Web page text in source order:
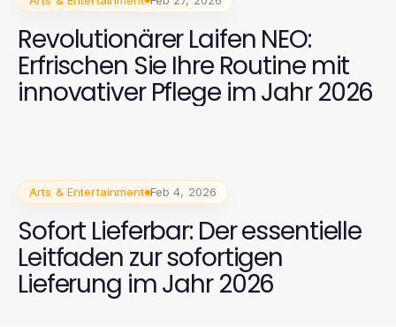
Revolutionärer Laifen NEO:
Erfrischen Sie Ihre Routine mit
innovativer Pflege im Jahr 2026
Arts & Entertainment Feb 4, 2026
Sofort Lieferbar: Der essentielle
Leitfaden zur sofortigen
Lieferung im Jahr 2026